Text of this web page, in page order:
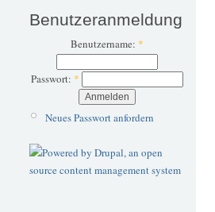
Benutzeranmeldung
Benutzername: *
Passwort: *
Neues Passwort anfordern